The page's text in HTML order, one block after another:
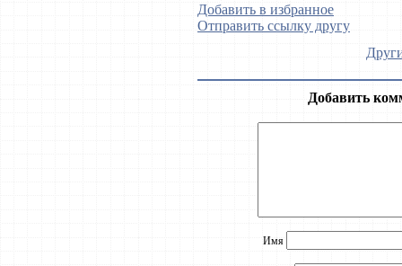
Добавить в избранное
Отправить ссылку другу
Добавить
Имя